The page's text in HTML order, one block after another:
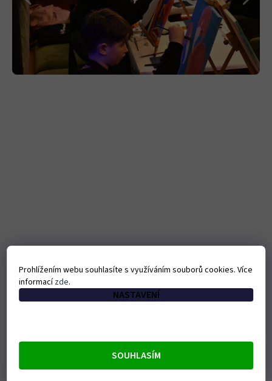
Prohlížením webu souhlasíte s využíváním souborů cookies. Více
informacízde.
NASTAVENÍ
SOUHLASÍM